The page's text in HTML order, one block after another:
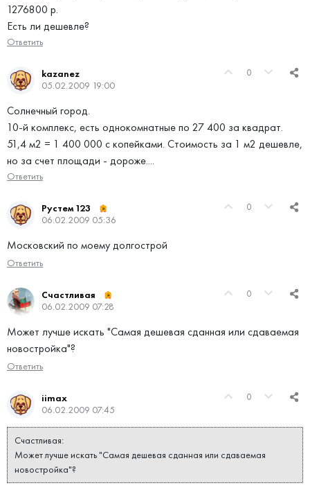
1276800 р.
Есть ли дешевле?
Ответить
0
kazanez
05.02.2009 19:00
Солнечный город.
10-й комплекс, есть однокомнатные по 27 400 за квадрат.
51,4 м2 = 1 400 000 с копейками. Стоимость за 1 м2 дешевле,
но за счет площади - дороже....
Ответить
0
Рустем 123
06.02.2009 05:36
Московский по моему долгострой
Ответить
0
Счастливая
06.02.2009 07:28
Может лучше искать "Самая дешевая сданная или сдаваемая
новостройка"?
Ответить
0
iimax
06.02.2009 07:45
Счастливая:
Может лучше искать "Самая дешевая сданная или сдаваемая
новостройка"?